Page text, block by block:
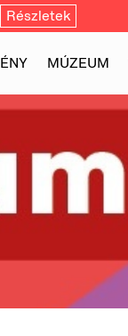
Részletek
MÚZEUM